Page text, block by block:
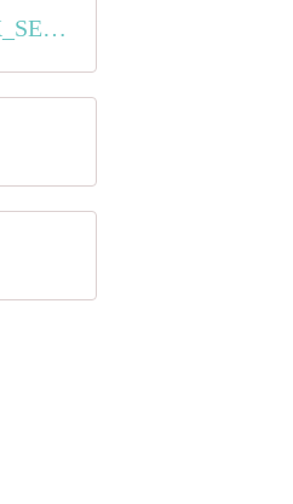
GUIDE_COMPETITION_CHF_BMX_SE_2024_CHABEUIL